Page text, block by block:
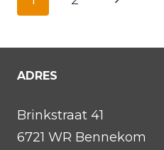
ADRES
Brinkstraat 41
6721 WR Bennekom